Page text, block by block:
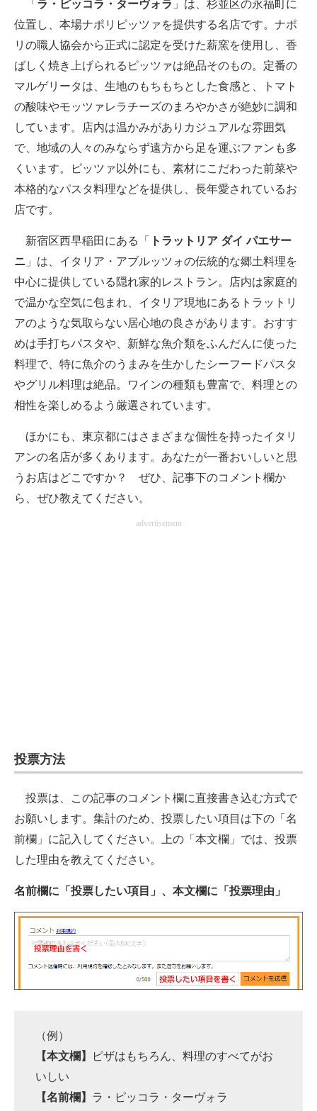
「 ラ・ピッコラ・ターヴォラ 」は、杉並区の永福町に
位置し、本場ナポリピッツァを提供する名店です。ナポ
リの職人協会から正式に認定を受けた薪窯を使用し、香
ばしく焼き上げられるピッツァは絶品そのもの。定番の
マルゲリータは、生地のもちもちとした食感と、トマト
の酸味やモッツァレラチーズのまろやかさが絶妙に調和
しています。店内は温かみがありカジュアルな雰囲気
で、地域の人々のみならず遠方から足を運ぶファンも多
くいます。ピッツァ以外にも、素材にこだわった前菜や
本格的なパスタ料理などを提供し、長年愛されているお
店です。
新宿区西早稲田にある「
トラットリア ダイ パエサー
ニ 」は、イタリア・アブルッツォの伝統的な郷土料理を
中心に提供している隠れ家的レストラン。店内は家庭的
で温かな空気に包まれ、イタリア現地にあるトラットリ
アのような気取らない居心地の良さがあります。おすす
めは手打ちパスタや、新鮮な魚介類をふんだんに使った
料理で、特に魚介のうまみを生かしたシーフードパスタ
やグリル料理は絶品。ワインの種類も豊富で、料理との
相性を楽しめるよう厳選されています。
ほかにも、東京都にはさまざまな個性を持ったイタリ
アンの名店が多くあります。あなたが一番おいしいと思
うお店はどこですか？ ぜひ、記事下のコメント欄か
ら、ぜひ教えてください。
advertisement
投票方法
投票は、この記事のコメント欄に直接書き込む方式で
お願いします。集計のため、投票したい項目は下の「名
前欄」に記入してください。上の「本文欄」では、投票
した理由を教えてください。
名前欄に「投票したい項目」、本文欄に「投票理由」
（例）
【本文欄】
ピザはもちろん、料理のすべてがお
いしい
【名前欄】 ラ・ピッコラ・ターヴォラ